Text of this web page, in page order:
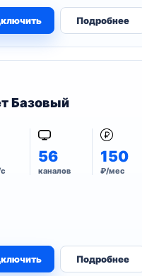
Подробнее
Базовый
56
каналов
150
₽/мес
Подробнее